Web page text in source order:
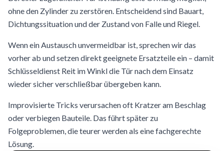
ohne den Zylinder zu zerstören. Entscheidend sind Bauart,
Dichtungssituation und der Zustand von Falle und Riegel.
Wenn ein Austausch unvermeidbar ist, sprechen wir das
vorher ab und setzen direkt geeignete Ersatzteile ein – damit
Schlüsseldienst Reit im Winkl die Tür nach dem Einsatz
wieder sicher verschließbar übergeben kann.
Improvisierte Tricks verursachen oft Kratzer am Beschlag
oder verbiegen Bauteile. Das führt später zu
Folgeproblemen, die teurer werden als eine fachgerechte
Lösung.